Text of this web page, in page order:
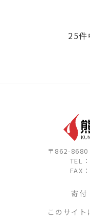
25件
〒862-8680
TEL
FAX
寄付
このサイト